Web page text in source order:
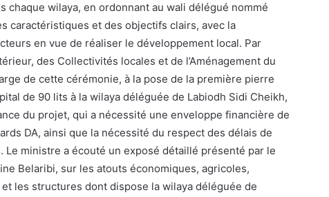
chaque wilaya, en ordonnant au wali délégué nommé
caractéristiques et des objectifs clairs, avec la
en vue de réaliser le développement local. Par
des Collectivités locales et de l’Aménagement du
de cette cérémonie, à la pose de la première pierre
de 90 lits à la wilaya déléguée de Labiodh Sidi Cheikh,
du projet, qui a nécessité une enveloppe financière de
DA, ainsi que la nécessité du respect des délais de
Le ministre a écouté un exposé détaillé présenté par le
Belaribi, sur les atouts économiques, agricoles,
les structures dont dispose la wilaya déléguée de